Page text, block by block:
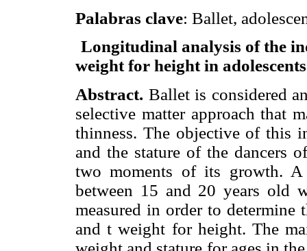
Palabras clave: Ballet,
Longitudinal analysis of the
weight for height in
Abstract. Ballet is considered
selective matter approach that
thinness. The objective of this
and the stature of the dancers
two moments of its growth.
between 15 and 20 years old
measured in order to
and t weight for height. The